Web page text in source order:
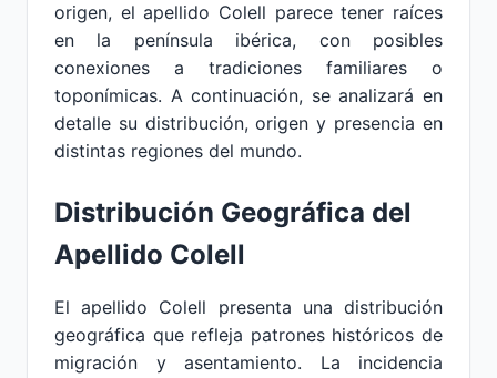
origen, el apellido Colell parece tener raíces
en la península ibérica, con posibles
conexiones a tradiciones familiares o
toponímicas. A continuación, se analizará en
detalle su distribución, origen y presencia en
distintas regiones del mundo.
Distribución Geográfica del
Apellido Colell
El apellido Colell presenta una distribución
geográfica que refleja patrones históricos de
migración y asentamiento. La incidencia